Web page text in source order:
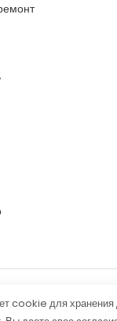
cookie для